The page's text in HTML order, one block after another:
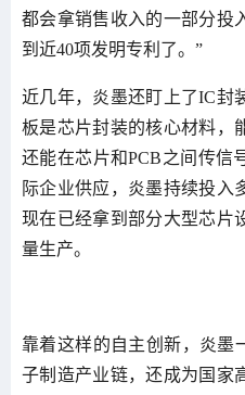
都会拿销售收入的一部分投
到近40项发明专利了。”
近几年，炎墨还盯上了IC封
板是芯片封装的核心材料，
还能在芯片和PCB之间传信
际企业供应，炎墨持续投入
现在已经拿到部分大型芯片
量生产。
靠着这样的自主创新，炎墨
子制造产业链，还成为国家